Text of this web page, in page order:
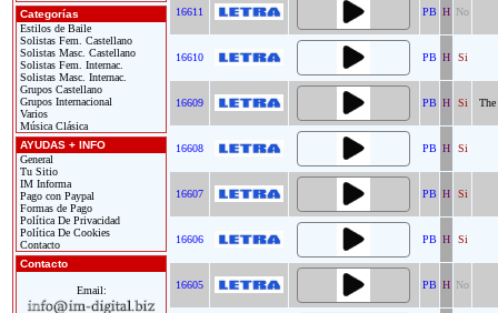
Categorías
Estilos de Baile
Solistas Fem. Castellano
Solistas Masc. Castellano
Solistas Fem. Internac.
Solistas Masc. Internac.
Grupos Castellano
Grupos Internacional
Varios
Música Clásica
AYUDAS + INFO
General
Tu Sitio
IM Informa
Pago con Paypal
Formas de Pago
Política De Privacidad
Política De Cookies
Contacto
Contacto
Email:
16611 PB H No
16610 PB H Si
16609 PB H Si
16608 PB H Si
16607 PB H Si
16606 PB H Si
16605 PB H No